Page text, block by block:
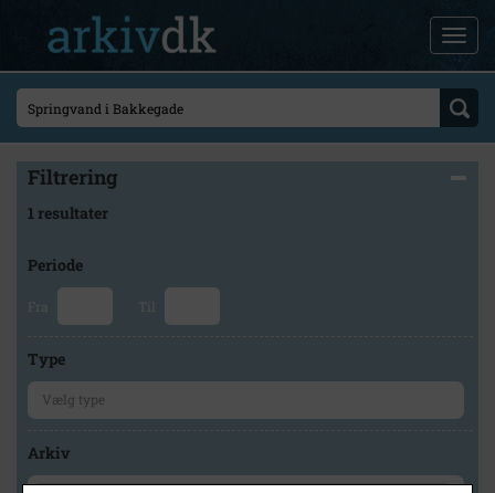
Filtrering
1 resultater
Periode
Fra Til
Type
Arkiv